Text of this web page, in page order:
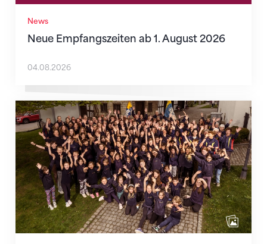
News
Neue Empfangszeiten ab 1. August 2026
04.08.2026
Wenn Mitmachen selbstverständlich ist